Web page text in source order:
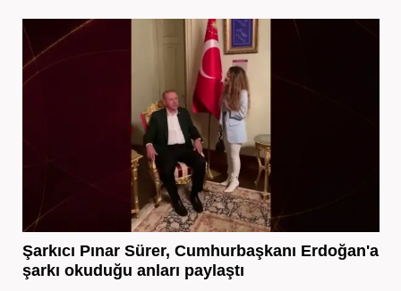
Şarkıcı Pınar Sürer, Cumhurbaşkanı Erdoğan'a
şarkı okuduğu anları paylaştı